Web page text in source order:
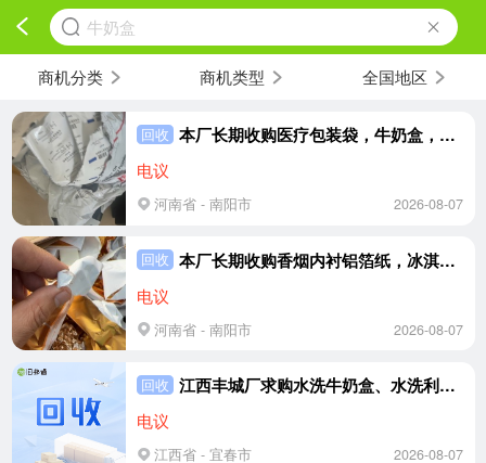
牛奶盒
商机分类 商机类型 全国地区
回收 本厂长期收购医疗包装袋，牛奶盒，泡面碗盖，各类铝塑纸复合料
电议
河南省 - 南阳市 2026-08-07
回收 本厂长期收购香烟内衬铝箔纸，冰淇淋纸，各类铝纸复合料
电议
河南省 - 南阳市 2026-08-07
回收 江西丰城厂求购水洗牛奶盒、水洗利乐包
电议
江西省 - 宜春市 2026-08-07